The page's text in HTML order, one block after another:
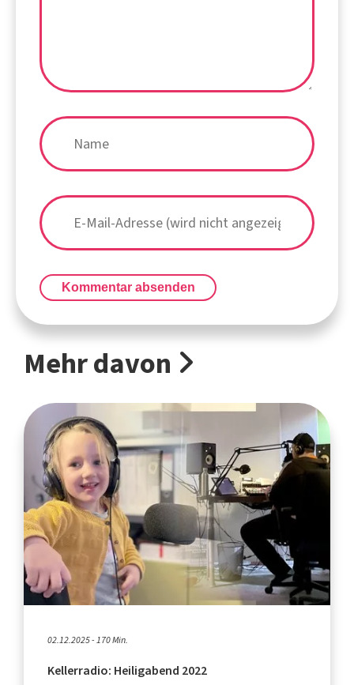
Kommentar absenden
Mehr davon
02.12.2025 - 170 Min.
Kellerradio: Heiligabend 2022